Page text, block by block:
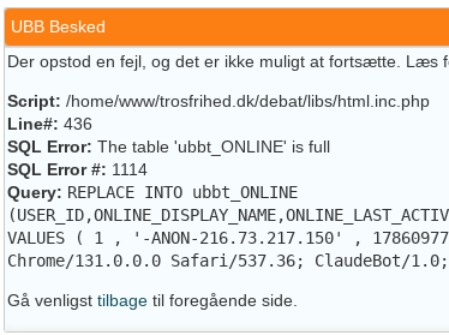
UBB Besked
Der opstod en fejl, og det er ikke muligt at fortsætte. Læs
Script: /home/www/trosfrihed.dk/debat/libs/html.inc.php
Line#: 436
SQL Error: The table 'ubbt_ONLINE' is full
SQL Error #: 1114
Query: REPLACE INTO ubbt_ONLINE
VALUES ( 1 , '-ANON-216.73.217.150' ,
Chrome/131.0.0.0 Safari/537.36; ClaudeBot/
Gå venligst tilbage til foregående side.